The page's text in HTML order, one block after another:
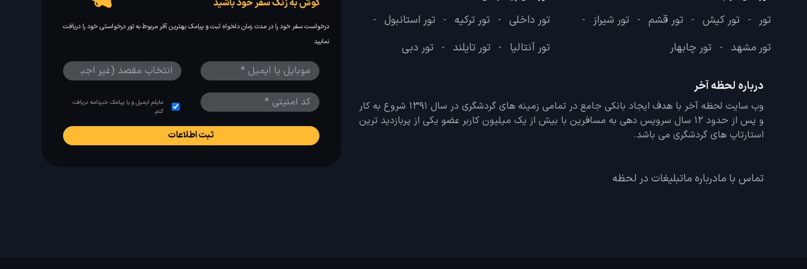
تور - تور کیش - تور قشم - تور شیراز -
تور مشهد - تور چابهار
تور داخلی - تور ترکیه - تور استانبول -
تور آنتالیا - تور تایلند - تور دبی
درباره لحظه آخر
وب سایت لحظه آخر با هدف ایجاد بانکی جامع در تمامی زمینه های گردشگری در سال 1391 شروع به کار
و پس از حدود 12 سال سرویس دهی به مسافرین با بیش از یک میلیون کاربر عضو یکی از پربازدید ترین
استارتاپ های گردشگری می باشد.
تماس با مادرباره ماتبلیغات در لحظه
درخواست سفر خود را در مدت زمان دلخواه ثبت و پیامک بهترین آفر مربوط به تور درخواستی خود را دریافت
نمایید
مایلم ایمیل و یا پیامک خبرنامه دریافت
کنم.